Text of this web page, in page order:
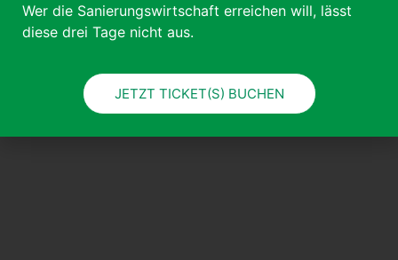
Wer die Sanierungswirtschaft erreichen will, lässt
diese drei Tage nicht aus.
JETZT TICKET(S) BUCHEN